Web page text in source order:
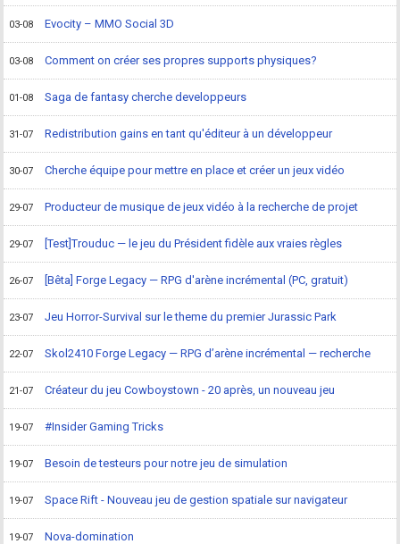
03-08 Evocity – MMO Social 3D
03-08 Comment on créer ses propres supports physiques?
01-08 Saga de fantasy cherche developpeurs
31-07 Redistribution gains en tant qu'éditeur à un développeur
30-07 Cherche équipe pour mettre en place et créer un jeux vidéo
29-07 Producteur de musique de jeux vidéo à la recherche de projet
29-07 [Test]Trouduc — le jeu du Président fidèle aux vraies règles
26-07 [Bêta] Forge Legacy — RPG d'arène incrémental (PC, gratuit)
23-07 Jeu Horror-Survival sur le theme du premier Jurassic Park
22-07 Skol2410 Forge Legacy — RPG d’arène incrémental — recherche
21-07 Créateur du jeu Cowboystown - 20 après, un nouveau jeu
19-07 #Insider Gaming Tricks
19-07 Besoin de testeurs pour notre jeu de simulation
19-07 Space Rift - Nouveau jeu de gestion spatiale sur navigateur
19-07 Nova-domination